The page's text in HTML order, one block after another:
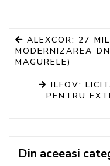
ALEXCOR: 27
MODERNIZAREA
MAGURELE)
ILFOV:
PENTRU
Din aceeasi